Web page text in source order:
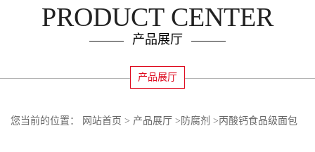
PRODUCT CENTER
产品展厅
产品展厅
您当前的位置： 网站首页 > 产品展厅 > 防腐剂 >丙酸钙食品级面包